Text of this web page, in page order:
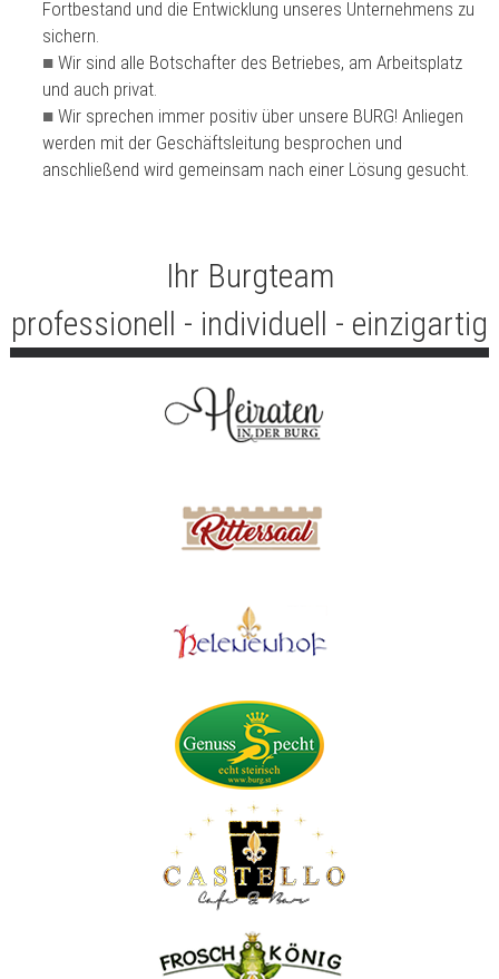
Fortbestand und die Entwicklung unseres Unternehmens zu
sichern.
Wir sind alle Botschafter des Betriebes, am Arbeitsplatz
und auch privat.
Wir sprechen immer positiv über unsere BURG! Anliegen
werden mit der Geschäftsleitung besprochen und
anschließend wird gemeinsam nach einer Lösung gesucht.
Ihr Burgteam
professionell - individuell - einzigartig